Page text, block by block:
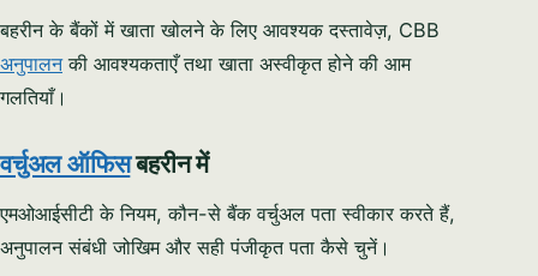
बहरीन के बैंकों में खाता खोलने के लिए आवश्यक दस्तावेज़, CBB
अनुपालनकी आवश्यकताएँ तथा खाता अस्वीकृत होने की आम
गलतियाँ।
वर्चुअल ऑफिसबहरीन में
एमओआईसीटी के नियम, कौन-से बैंक वर्चुअल पता स्वीकार करते हैं,
अनुपालन संबंधी जोखिम और सही पंजीकृत पता कैसे चुनें।